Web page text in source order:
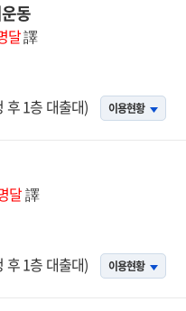
동
달譯
후 1층 대출대) 이용현황
달譯
후 1층 대출대) 이용현황